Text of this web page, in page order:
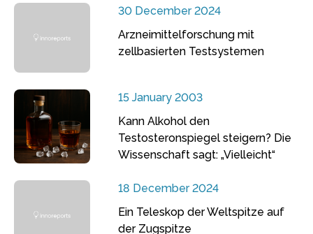
30 December 2024
Arzneimittelforschung mit
zellbasierten Testsystemen
15 January 2003
Kann Alkohol den
Testosteronspiegel steigern? Die
Wissenschaft sagt: „Vielleicht“
18 December 2024
Ein Teleskop der Weltspitze auf
der Zugspitze